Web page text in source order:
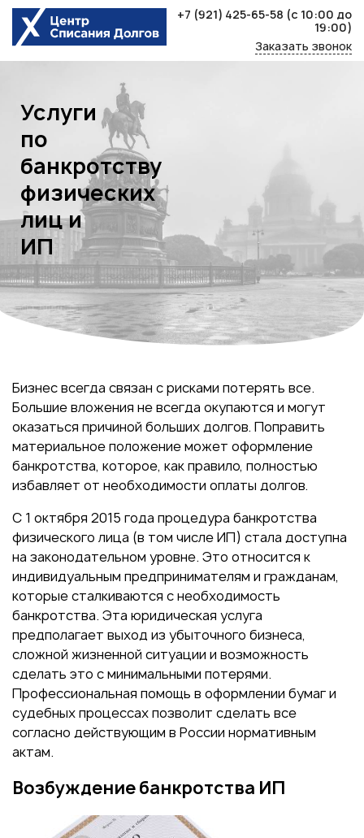
Skip
content
+7 (921) 425-65-58 (с 10:00 до
19:00)
Заказать звонок
Услуги
по
банкротству
физических
лиц и
ИП
Бизнес всегда связан с рисками потерять все.
Большие вложения не всегда окупаются и могут
оказаться причиной больших долгов. Поправить
материальное положение может оформление
банкротства, которое, как правило, полностью
избавляет от необходимости оплаты долгов.
С 1 октября 2015 года процедура банкротства
физического лица (в том числе ИП) стала доступна
на законодательном уровне. Это относится к
индивидуальным предпринимателям и гражданам,
которые сталкиваются с необходимость
банкротства. Эта юридическая услуга
предполагает выход из убыточного бизнеса,
сложной жизненной ситуации и возможность
сделать это с минимальными потерями.
Профессиональная помощь в оформлении бумаг и
судебных процессах позволит сделать все
согласно действующим в России нормативным
актам.
Возбуждение банкротства ИП